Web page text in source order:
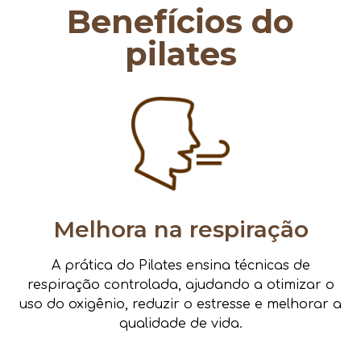
Benefícios do
pilates
Melhora na respiração
A prática do Pilates ensina técnicas de
respiração controlada, ajudando a otimizar o
uso do oxigênio, reduzir o estresse e melhorar a
qualidade de vida.